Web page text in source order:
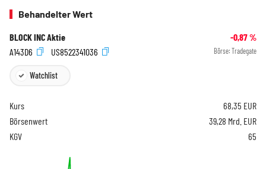
Behandelter Wert
BLOCK INC Aktie -0,87%
A143D6
US8522341036 Börse: Tradegate
Watchlist
Kurs 68,35 EUR
Börsenwert
39,28 Mrd. EUR
KGV
65